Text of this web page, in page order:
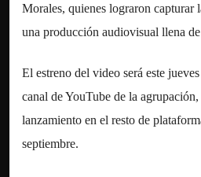
Morales, quienes lograron capturar
una producción audiovisual llena
El estreno del video será este
canal de YouTube de la
lanzamiento en el resto de
septiembre.